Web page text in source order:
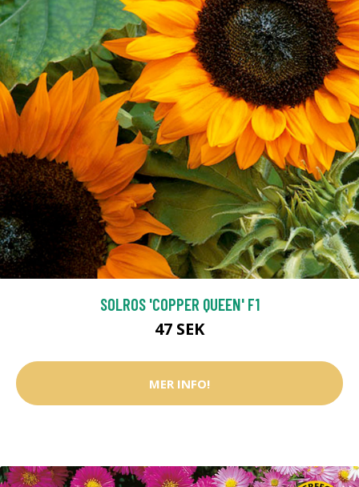
SOLROS 'COPPER QUEEN' F1
47 SEK
MER INFO!